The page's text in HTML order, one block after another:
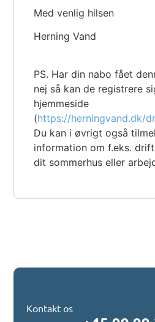
Med venlig hilsen
Herning Vand
PS. Har din nabo fået
nej så kan de registrere
hjemmeside
(https://herningvand.dk/
Du kan i øvrigt også
information om f.eks.
dit sommerhus eller
Kontakt os